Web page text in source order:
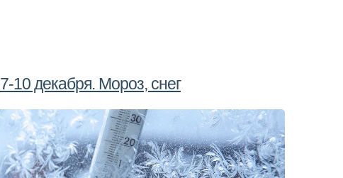
7-10 декабря. Мороз, снег